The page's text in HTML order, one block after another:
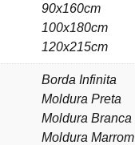
90x160cm
100x180cm
120x215cm
Borda Infinita
Moldura Preta
Moldura Branca
Moldura Marrom